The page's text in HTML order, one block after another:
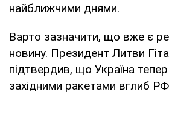
найближчими днями.
Варто зазначити, що вже є
новину. Президент Литви
підтвердив, що Україна
західними ракетами вглиб